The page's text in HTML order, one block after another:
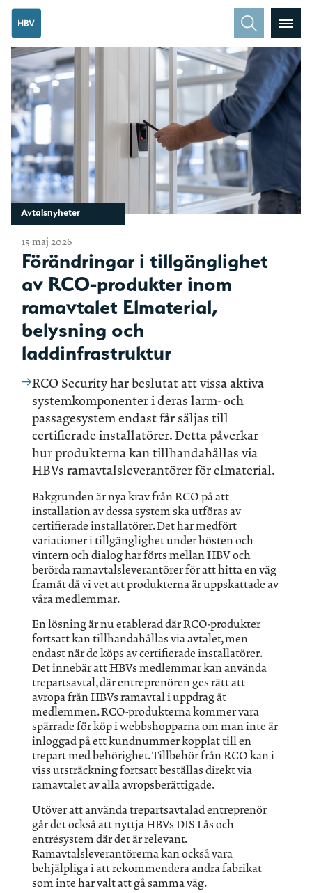
Avtalsnyheter
15 maj 2026
Förändringar i tillgänglighet
av RCO-produkter inom
ramavtalet Elmaterial,
belysning och
laddinfrastruktur
RCO Security har beslutat att vissa aktiva
systemkomponenter i deras larm- och
passagesystem endast får säljas till
certifierade installatörer. Detta påverkar
hur produkterna kan tillhandahållas via
HBVs ramavtalsleverantörer för elmaterial.
Bakgrunden är nya krav från RCO på att
installation av dessa system ska utföras av
certifierade installatörer. Det har medfört
variationer i tillgänglighet under hösten och
vintern och dialog har förts mellan HBV och
berörda ramavtalsleverantörer för att hitta en väg
framåt då vi vet att produkterna är uppskattade av
våra medlemmar.
En lösning är nu etablerad där RCO-produkter
fortsatt kan tillhandahållas via avtalet, men
endast när de köps av certifierade installatörer.
Det innebär att HBVs medlemmar kan använda
trepartsavtal, där entreprenören ges rätt att
avropa från HBVs ramavtal i uppdrag åt
medlemmen. RCO-produkterna kommer vara
spärrade för köp i webbshopparna om man inte är
inloggad på ett kundnummer kopplat till en
trepart med behörighet. Tillbehör från RCO kan i
viss utsträckning fortsatt beställas direkt via
ramavtalet av alla avropsberättigade.
Utöver att använda trepartsavtalad entreprenör
går det också att nyttja HBVs DIS Lås och
entrésystem där det är relevant.
Ramavtalsleverantörerna kan också vara
behjälpliga i att rekommendera andra fabrikat
som inte har valt att gå samma väg.